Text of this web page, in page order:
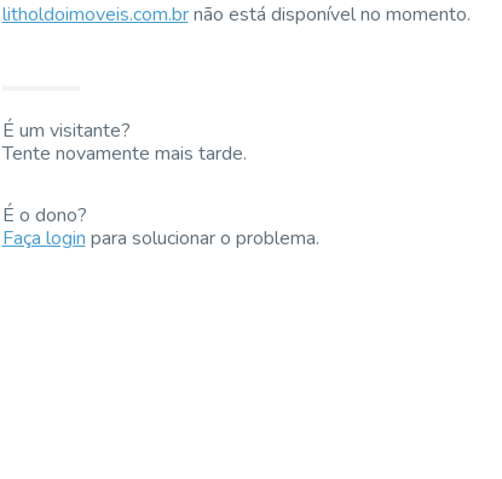
litholdoimoveis.com.brnão está disponível no momento.
É um visitante?
Tente novamente mais tarde.
É o dono?
Faça login para solucionar o problema.